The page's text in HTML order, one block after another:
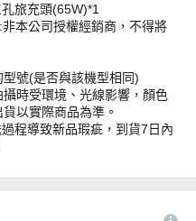
旅充頭(65W)*1
本公司授權經銷商，不得將
號(是否與該機型相同)
時受環境、光線影響，顏色
以實際商品為準。
程導致新品瑕疵，到貨7日內